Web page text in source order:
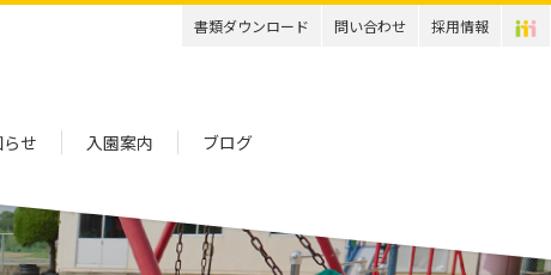
せ 入園案内 ブログ
書類ダウンロード 問い合わせ 採用情報